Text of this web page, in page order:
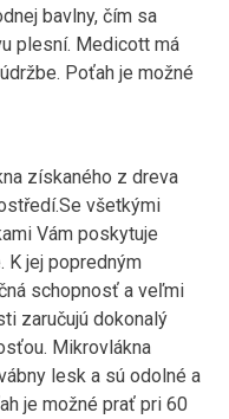
bavlny, čím sa
plesní. Medicott má
Poťah je možné
získaného z dreva
všetkými
Vám poskytuje
K jej popredným
schopnosť a veľmi
zaručujú dokonalý
Mikrovlákna
lesk a sú odolné a
je možné prať pri 60